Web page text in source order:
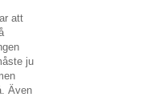
att
ju
Även